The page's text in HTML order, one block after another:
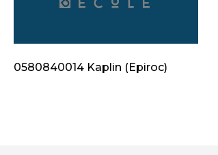
0580840014 Kaplin (Epiroc)